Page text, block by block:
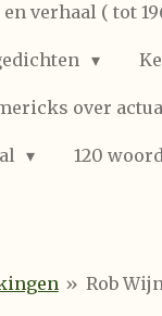
verhaal ( tot
over
120
» Rob